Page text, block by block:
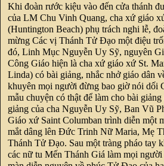
Khi đoàn rước kiệu vào đến cửa thánh
của LM Chu Vinh Quang, cha xứ giáo
(Huntington Beach) phụ trách nghi lễ,
mừng Các vị Thánh Tử Đạo một điệu
đó, Linh Mục Nguyễn Uy Sỹ, nguyên
Công Giáo hiện là cha xứ giáo xứ St.
Linda) có bài giảng, nhắc nhở giáo dân
khuyên mọi người đừng bao giờ nói dối
mẫu chuyện có thật để làm cho bài
giảng của cha Nguyễn Uy Sỹ, Ban Vũ
Giáo xứ Saint Columban trình diễn một
mắt dâng lên Đức Trinh Nữ Maria, Mẹ
Thánh Tử Đạo. Sau một tràng pháo tay
các nữ tu Mến Thánh Giá làm mọi